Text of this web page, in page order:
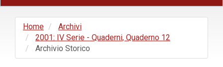
Home
Archivi
2001: IV Serie - Quaderni, Quaderno 12
Archivio Storico